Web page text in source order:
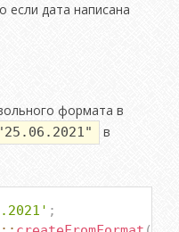
если дата написана
формата в
в
;